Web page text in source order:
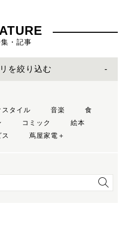
・記事
を絞り込む
スタイル 音楽
食
コミック
絵本
蔦屋家電＋